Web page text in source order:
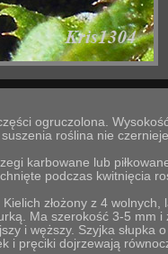
ogruczolona.
roślina nie
karbowane lub
podczas kwitnięcia
Kielich złożony z 4 wolnych,
Ma szerokość 3-5 mm i
i węższy. Szyjka słupka
i pręciki dojrzewają